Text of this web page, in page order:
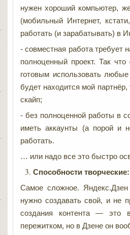
нужен хороший компьютер,
(мобильный Интернет,
работать (и зарабатывать) в
- совместная работа требует
полноценный проект. Так
готовым использовать
будет находится мой
скайп;
- без полноценной работы в
иметь аккаунты (а порой и
работать.
… или надо все это быстро
Способности творческие:
Самое сложное.
нужно создавать свой, и не
создания контента — это
пережитком, но в Дзене он